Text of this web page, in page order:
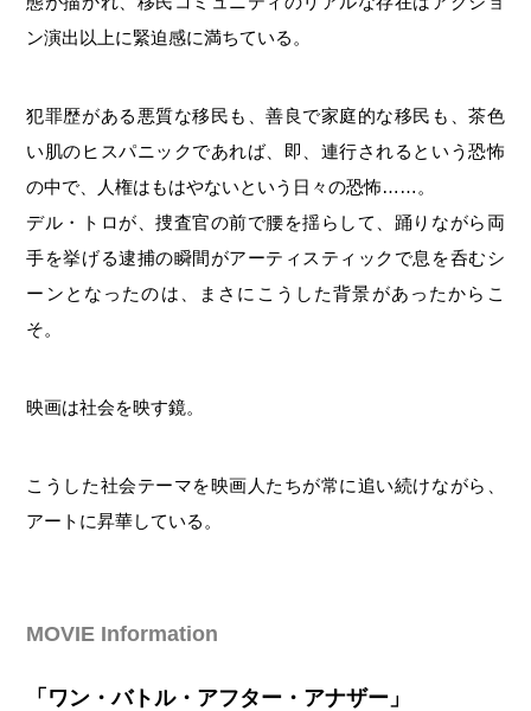
ン演出以上に緊迫感に満ちている。
犯罪歴がある悪質な移民も、善良で家庭的な移民も、茶色
い肌のヒスパニックであれば、即、連行されるという恐怖
の中で、人権はもはやないという日々の恐怖……。
デル・トロが、捜査官の前で腰を揺らして、踊りながら両
手を挙げる逮捕の瞬間がアーティスティックで息を呑むシ
ーンとなったのは、まさにこうした背景があったからこ
そ。
映画は社会を映す鏡。
こうした社会テーマを映画人たちが常に追い続けながら、
アートに昇華している。
MOVIE Information
「ワン・バトル・アフター・アナザー」